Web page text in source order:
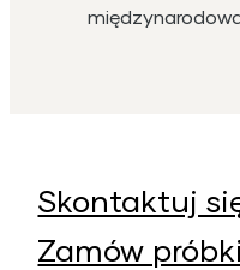
Skontaktuj
Zamów